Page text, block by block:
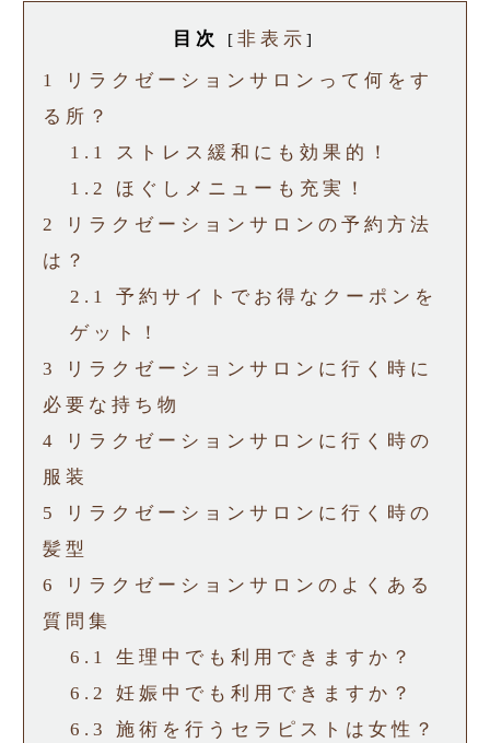
目次 [非表示]
1
リラクゼーションサロンって何をす
る所？
1.1
ストレス緩和にも効果的！
1.2
ほぐしメニューも充実！
2
リラクゼーションサロンの予約方法
は？
2.1
予約サイトでお得なクーポンを
ゲット！
3
リラクゼーションサロンに行く時に
必要な持ち物
4
リラクゼーションサロンに行く時の
服装
5
リラクゼーションサロンに行く時の
髪型
6
リラクゼーションサロンのよくある
質問集
6.1
生理中でも利用できますか？
6.2
妊娠中でも利用できますか？
6.3
施術を行うセラピストは女性？